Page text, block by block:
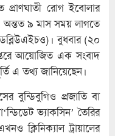
প্রাণঘাতী রোগ ইবোলার
৯ মাস সময় লাগতে
(ডব্লিউএইচও)। বুধবার (২০
আয়োজিত এক সংবাদ
এ তথ্য জানিয়েছেন।
বুন্ডিবুগিও প্রজাতি বা
ভ্যাকসিন’ তৈরির
ক্লিনিক্যাল ট্রায়ালের